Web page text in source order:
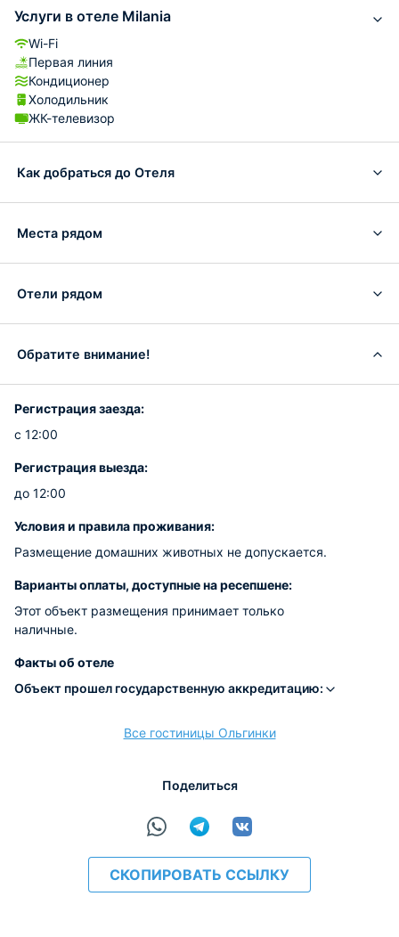
Услуги в отеле Milania
Wi-Fi
Первая линия
Кондиционер
Холодильник
ЖК-телевизор
Как добраться до Отеля
Места рядом
Отели рядом
Обратите внимание!
Регистрация заезда:
с 12:00
Регистрация выезда:
до 12:00
Условия и правила проживания:
Размещение домашних животных не допускается.
Варианты оплаты, доступные на ресепшене:
Этот объект размещения принимает только
наличные.
Факты об отеле
Объект прошел государственную аккредитацию:
Все гостиницы Ольгинки
Поделиться
СКОПИРОВАТЬ ССЫЛКУ